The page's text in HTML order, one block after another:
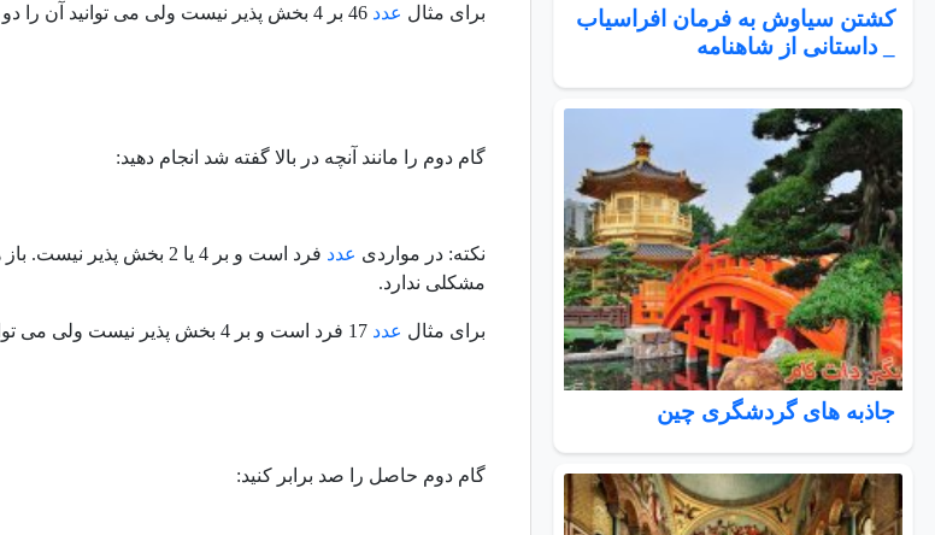
کشتن سیاوش به فرمان افراسیاب
_ داستانی از شاهنامه
جاذبه های گردشگری چین
برای مثال عدد
گام دوم را مانند آنچه در بالا گفته شد انجام دهید:
نکته: در مواردی عدد
مشکلی ندارد.
برای مثال عدد
گام دوم حاصل را صد برابر کنید: